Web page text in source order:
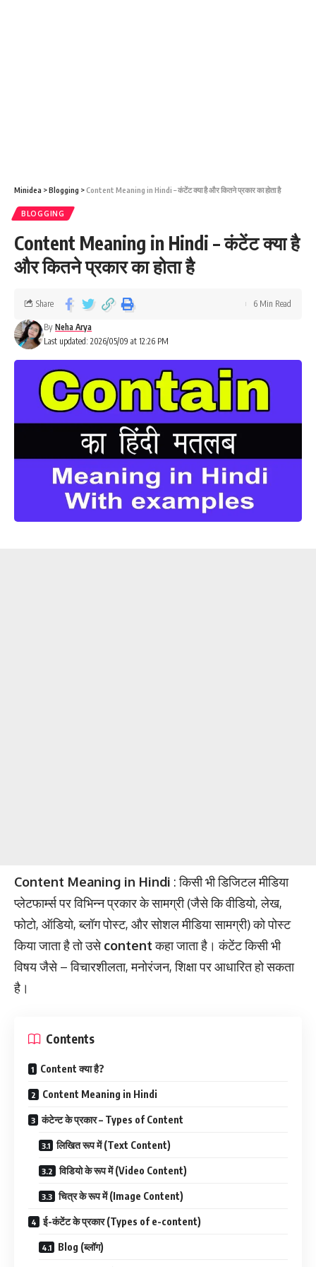
Minidea >Blogging >Content Meaning in Hindi – कंटेंट क्या है और कितने प्रकार का होता है
BLOGGING
Content Meaning in Hindi – कंटेंट क्या है
और कितने प्रकार का होता है
Last updated: 2026/05/09 at 12:26 PM
By Neha Arya
Share 6 Min Read
Content Meaning in Hindi : किसी भी डिजिटल मीडिया
प्लेटफार्म्स पर विभिन्न प्रकार के सामग्री (जैसे कि वीडियो, लेख,
फोटो, ऑडियो, ब्लॉग पोस्ट, और सोशल मीडिया सामग्री) को पोस्ट
किया जाता है तो उसेcontentकहा जाता है। कंटेंट किसी भी
विषय जैसे – विचारशीलता, मनोरंजन, शिक्षा पर आधारित हो सकता
है।
Contents
Content क्या है?
Content Meaning in Hindi
कंटेन्ट के प्रकार – Types of Content
लिखित रूप में (Text Content)
विडियो के रूप में (Video Content)
चित्र के रूप में (Image Content)
ई-कंटेंट के प्रकार (Types of e-content)
Blog (ब्लॉग)